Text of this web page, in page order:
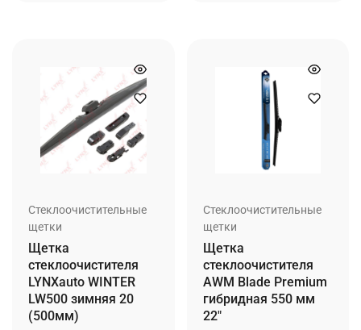
Стеклоочистительные
щетки
Щетка
стеклоочистителя
LYNXauto WINTER
LW500 зимняя 20
(500мм)
Стеклоочистительные
щетки
Щетка
стеклоочистителя
AWM Blade Premium
гибридная 550 мм
22″